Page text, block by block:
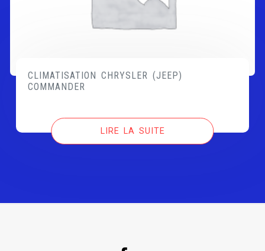
CLIMATISATION CHRYSLER (JEEP)
COMMANDER
LIRE LA SUITE